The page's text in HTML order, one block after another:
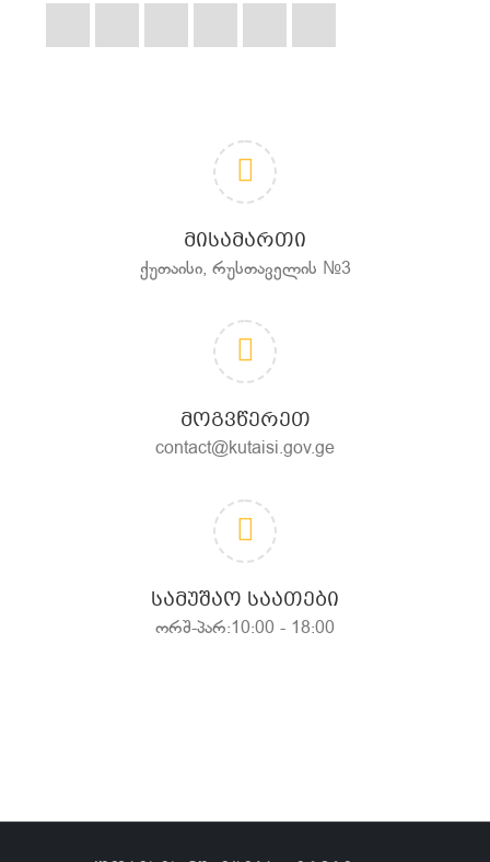
ᲛᲘᲡᲐᲛᲐᲠᲗᲘ
ქუთაისი, რუსთაველის №3
ᲛᲝᲒᲕᲬᲔᲠᲔᲗ
contact@kutaisi.gov.ge
ᲡᲐᲛᲣᲨᲐᲝ ᲡᲐᲐᲗᲔᲑᲘ
ორშ-პარ:10:00 - 18:00